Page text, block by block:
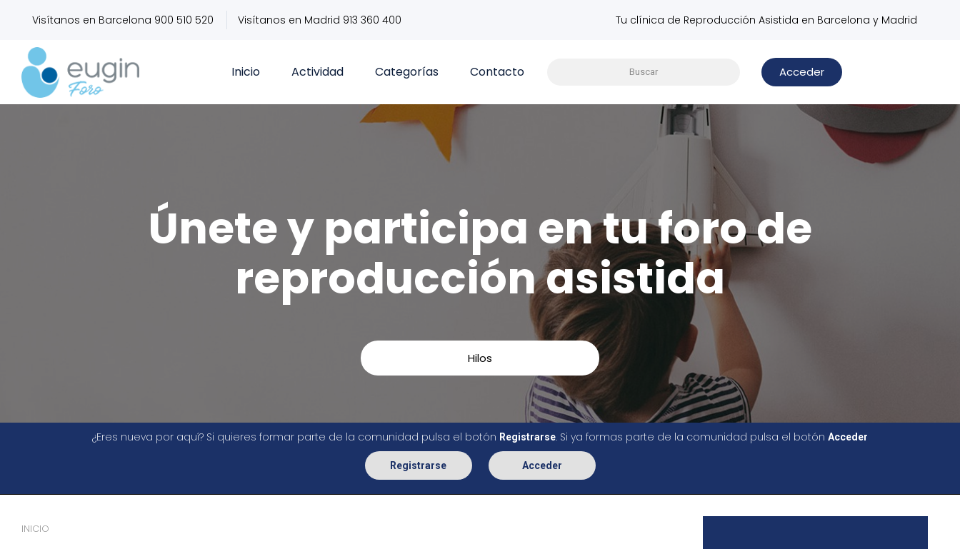
Visítanos en Barcelona 900 510 520 Visítanos en Madrid 913 360 400 Tu clínica de Reproducción Asistida en Barcelona y Madrid
Inicio Actividad Categorías Contacto Acceder
Únete y participa en tu foro de
reproducción asistida
Hilos
¿Eres nueva por aquí? Si quieres formar parte de la comunidad pulsa el botón Registrarse. Si ya formas parte de la comunidad pulsa el botón Acceder
Registrarse Acceder
INICIO